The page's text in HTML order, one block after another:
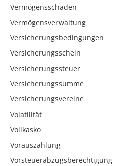
Vermögensschaden
Vermögensverwaltung
Versicherungsbedingungen
Versicherungsschein
Versicherungssteuer
Versicherungssumme
Versicherungsvereine
Volatilität
Vollkasko
Vorauszahlung
Vorsteuerabzugsberechtigung